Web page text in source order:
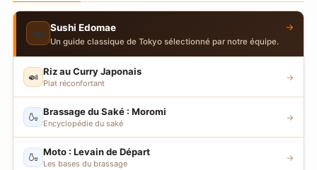
🍣 Sushi Edomae
Un guide classique de Tokyo sélectionné par notre équipe.
→
🍛 Riz au Curry Japonais
Plat réconfortant
→
🍶 Brassage du Saké : Moromi
Encyclopédie du saké
→
🍶 Moto : Levain de Départ
Les bases du brassage
→